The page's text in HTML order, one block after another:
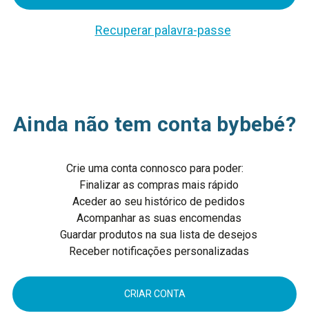
Recuperar palavra-passe
Ainda não tem conta bybebé?
Crie uma conta connosco para poder:
Finalizar as compras mais rápido
Aceder ao seu histórico de pedidos
Acompanhar as suas encomendas
Guardar produtos na sua lista de desejos
Receber notificações personalizadas
CRIAR CONTA